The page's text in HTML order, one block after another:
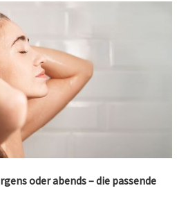
oder abends – die passende